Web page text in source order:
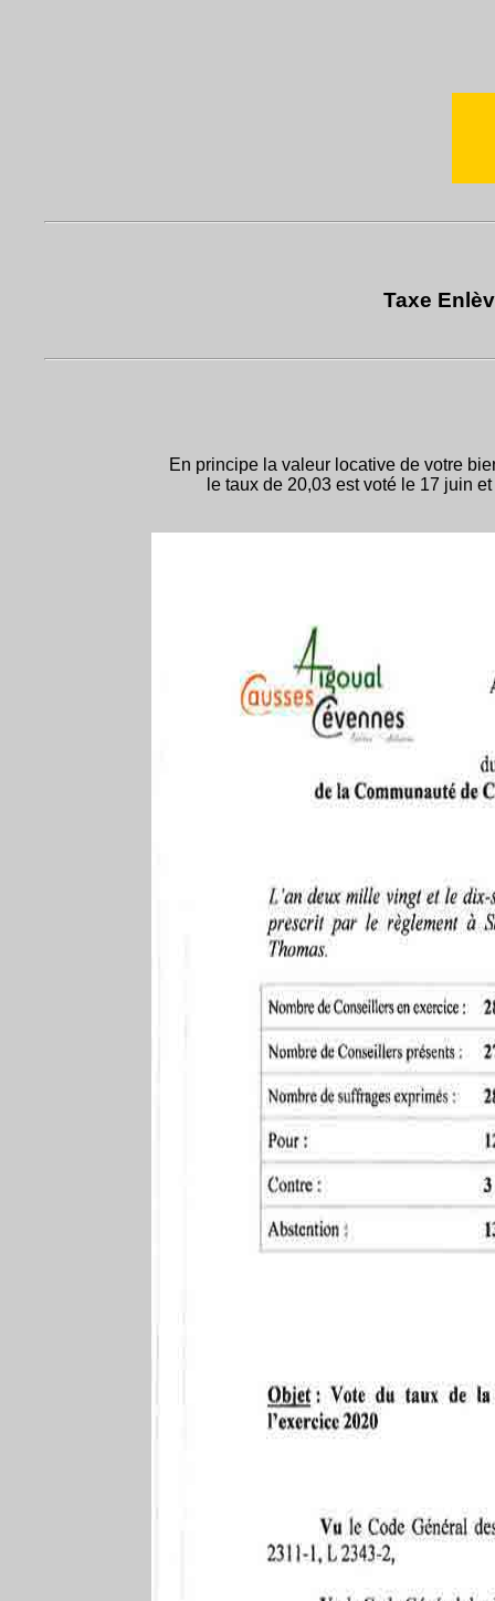
Taxe
En principe la valeur locative de votre
le taux de 20,03 est voté le 17 juin